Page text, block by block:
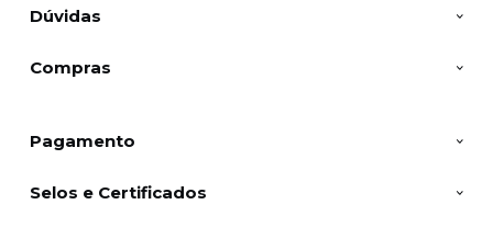
Dúvidas
Compras
Pagamento
Selos e Certificados